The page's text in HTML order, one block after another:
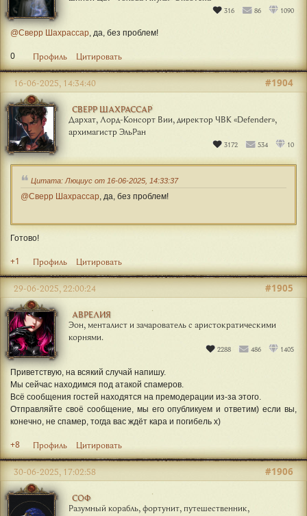
316 86 1090
@Сверр Шахрассар, да, без проблем!
0 Профиль Цитировать
СВЕРР ШАХРАССАР
Дархат, Лорд-Консорт Вии, директор ЧВК «Defender»,
архимагистр ЭльРан
3172 534 10
#1904
16-06-2025, 14:34:40
Цитата: Люциус от 16-06-2025, 14:33:37
@Сверр Шахрассар, да, без проблем!
Готово!
+1 Профиль Цитировать
АВРЕЛИЯ
Эон, менталист и зачарователь с аристократическими
корнями.
2288 486 1405
#1905
29-06-2025, 22:00:24
Приветствую, на всякий случай напишу.
Мы сейчас находимся под атакой спамеров.
Всё сообщения гостей находятся на премодерации из-за этого.
Отправляйте своё сообщение, мы его опубликуем и ответим) если вы,
конечно, не спамер, тогда вас ждёт кара и погибель х)
+8 Профиль Цитировать
СОФ
Разумный корабль, фортунит, путешественник,
#1906
30-06-2025, 17:02:58